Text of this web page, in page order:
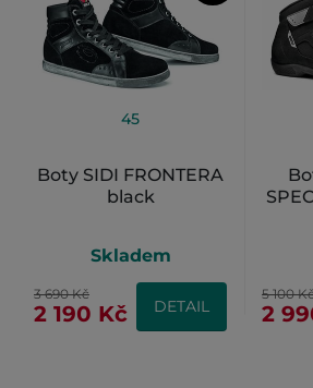
45
Boty SIDI FRONTERA
black
Skladem
3 690 Kč
2 190 Kč DETAIL
5 100
2